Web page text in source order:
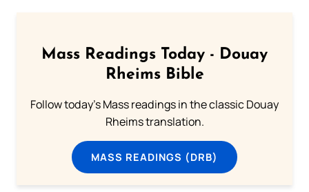
Mass Readings Today - Douay
Rheims Bible
Follow today's Mass readings in the classic Douay
Rheims translation.
MASS READINGS (DRB)